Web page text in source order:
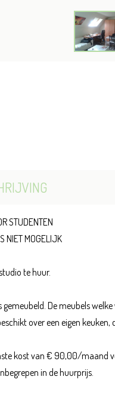
STUDENTEN
NIET MOGELIJK
te huur.
gemeubeld. De meubels
over een eigen keuken,
kost van € 90,00/maand
in de huurprijs.